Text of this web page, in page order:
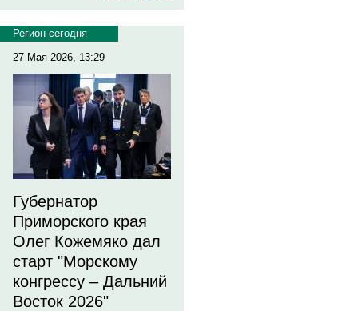
Регион сегодня
27 Мая 2026, 13:29
Губернатор
Приморского края
Олег Кожемяко дал
старт "Морскому
конгрессу – Дальний
Восток 2026"